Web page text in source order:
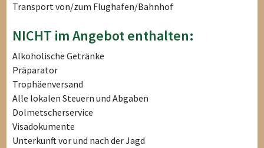
Transport von/zum Flughafen/Bahnhof
NICHT im Angebot enthalten:
Alkoholische Getränke
Präparator
Trophäenversand
Alle lokalen Steuern und Abgaben
Dolmetscherservice
Visadokumente
Unterkunft vor und nach der Jagd